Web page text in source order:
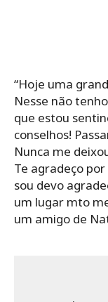
“Hoje uma
Nesse não
que estou
conselhos!
Nunca me
Te agradeço
sou devo
um lugar mto
um amigo de